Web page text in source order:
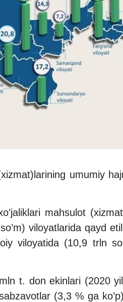
umumiy
mahsulot
viloyatlarida qayd
viloyatida (10,9 trln
t. don ekinlari (2020
(3,3 % ga